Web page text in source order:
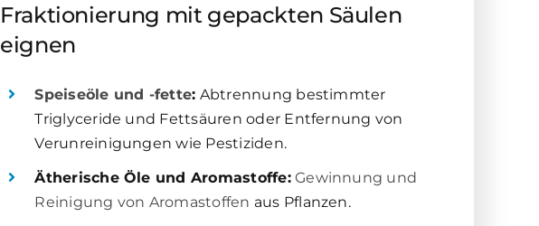
Fraktionierung mit gepackten Säulen
eignen
Speiseöle und -fette: Abtrennung bestimmter
Triglyceride und Fettsäuren oder Entfernung von
Verunreinigungen wie Pestiziden.
Ätherische Öle und Aromastoffe: Gewinnung und
Reinigung von Aromastoffen aus Pflanzen.